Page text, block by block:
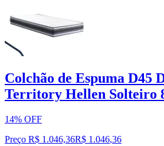
Colchão de Espuma D45
Territory Hellen Solteiro
14% OFF
Preço R$ 1.046,36R$ 1.046,36